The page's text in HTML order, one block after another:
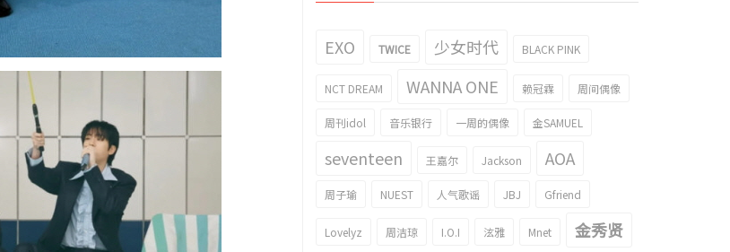
EXO TWICE 少女时代 BLACK PINK
NCT DREAM WANNA ONE 赖冠霖 周间偶像
周刊idol 音乐银行 一周的偶像 金SAMUEL
seventeen 王嘉尔 Jackson AOA
周子瑜 NUEST 人气歌谣 JBJ Gfriend
Lovelyz 周洁琼 I.O.I 泫雅 Mnet 金秀贤